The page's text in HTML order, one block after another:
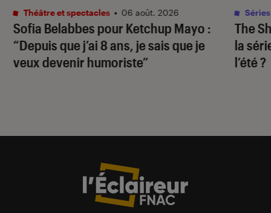
Sofia Belabbes pour Ketchup Mayo :
“Depuis que j’ai 8 ans, je sais que je
veux devenir humoriste”
Théâtre et spectacles • 06 août. 2026
The
la
l’été ?
Séries